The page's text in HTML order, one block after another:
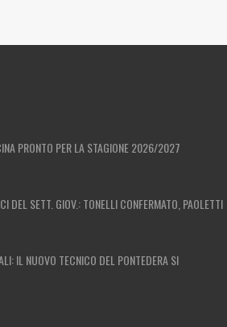
PRONTO PER LA STAGIONE 2026/2027
DEL SETT. GIOV.: TONELLI CONFERMATO, PAOLETTI
IL NUOVO TECNICO DEL PONTEDERA SI